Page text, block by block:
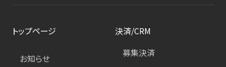
トップページ
お知らせ
決済/CRM
募集決済